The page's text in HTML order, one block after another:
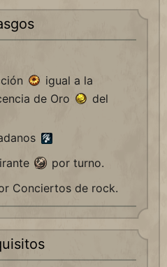
igual a la
de Oro
del
por turno.
Conciertos de rock.